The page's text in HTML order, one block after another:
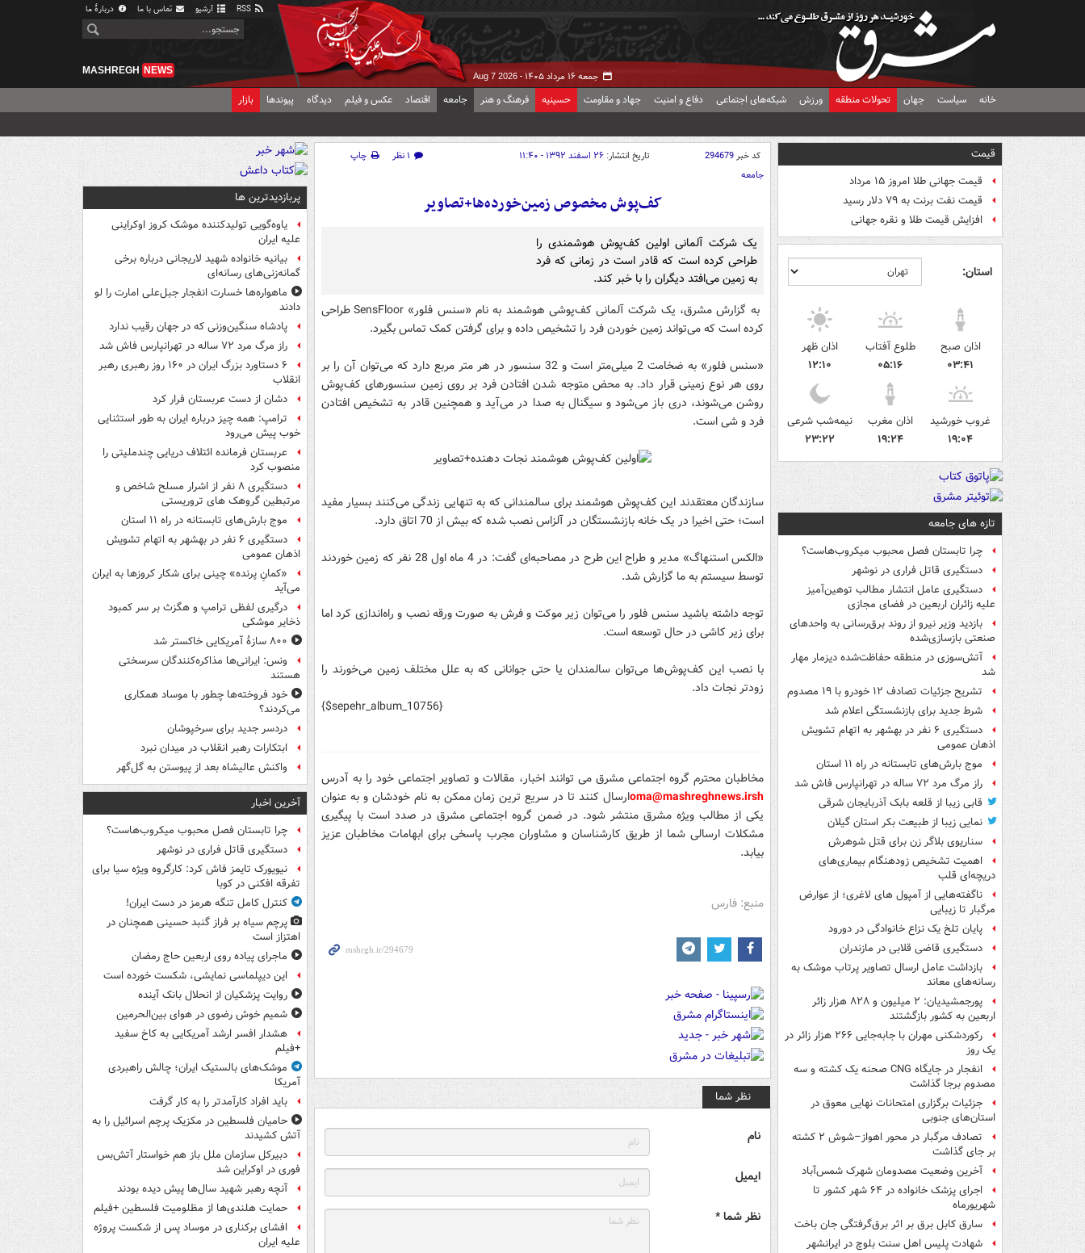
آرشیو تماس با ما دربارهٔ ما
جمعه ۱۶ مرداد ۱۴۰۵ - Aug 7 2026
MASHREGH NEWS
خانه سیاست جهان تحولات منطقه ورزش شبکه‌های اجتماعی دفاع و امنیت جهاد و مقاومت حسینیه فرهنگ و هنر جامعه اقتصاد عکس و فیلم دیدگاه پیوندها بازار
قیمت
قیمت جهانی طلا امروز ۱۵ مرداد
قیمت نفت برنت به ۷۹ دلار رسید
افزایش قیمت طلا و نقره جهانی
استان:
اذان صبح
۰۳:۴۱
طلوع آفتاب
۰۵:۱۶
اذان ظهر
۱۲:۱۰
غروب خورشید
۱۹:۰۴
اذان مغرب
۱۹:۲۴
نیمه‌شب شرعی
۲۳:۲۲
تازه های جامعه
چرا تابستان فصل محبوب میکروب‌هاست؟
دستگیری قاتل فراری در نوشهر
دستگیری عامل انتشار مطالب توهین‌آمیز
علیه زائران اربعین در فضای مجازی
بازدید وزیر نیرو از روند برق‌رسانی به واحدهای
صنعتی بازسازی‌شده
آتش‌سوزی در منطقه حفاظت‌شده دیزمار مهار
شد
تشریح جزئیات تصادف ۱۲ خودرو با ۱۹ مصدوم
شرط جدید برای بازنشستگی اعلام شد
دستگیری ۶ نفر در بهشهر به اتهام تشویش
اذهان عمومی
موج بارش‌های تابستانه در راه ۱۱ استان
راز مرگ مرد ۷۲ ساله در تهرانپارس فاش شد
قابی زیبا از قلعه بابک آذربایجان شرقی
نمایی زیبا از طبیعت بکر استان گیلان
سناریوی بلاگر زن برای قتل شوهرش
اهمیت تشخیص زودهنگام بیماری‌های
دریچه‌ای قلب
ناگفته‌هایی از آمپول های لاغری؛ از عوارض
مرگبار تا زیبایی
پایان تلخ یک نزاع خانوادگی در دورود
دستگیری قاضی قلابی در مازندران
بازداشت عامل ارسال تصاویر پرتاب موشک به
رسانه‌های معاند
پورجمشیدیان: ۲ میلیون و ۸۲۸ هزار زائر
اربعین به کشور بازگشتند
رکوردشکنی مهران با جابه‌جایی ۲۶۶ هزار زائر در
یک روز
انفجار در جایگاه CNG صحنه یک کشته و سه
مصدوم برجا گذاشت
جزئیات برگزاری امتحانات نهایی معوق در
استان‌های جنوبی
تصادف مرگبار در محور اهواز–شوش ۲ کشته
بر جای گذاشت
آخرین وضعیت مصدومان شهرک شمس‌آباد
اجرای پزشک خانواده در ۶۴ شهر کشور تا
شهریورماه
سارق کابل برق بر اثر برق‌گرفتگی جان باخت
شهادت پلیس اهل سنت بلوچ در ایرانشهر
کد خبر294679 تاریخ انتشار: ۲۶ اسفند ۱۳۹۲ - ۱۱:۴۰ ۱ نظر
چاپ
جامعه
کف‌پوش مخصوص زمین‌خورده‌ها+تصاویر
یک شرکت آلمانی اولین کف‌پوش هوشمندی را
طراحی کرده است که قادر است در زمانی که فرد
به زمین می‌افتد دیگران را با خبر کند.
به گزارش مشرق، یک شرکت آلمانی کف‌پوشی هوشمند به نام «سنس فلور» SensFloor طراحی
کرده است که می‌تواند زمین خوردن فرد را تشخیص داده و برای گرفتن کمک تماس بگیرد.
«سنس فلور» به ضخامت 2 میلی‌متر است و 32 سنسور در هر متر مربع دارد که می‌توان آن را بر
روی هر نوع زمینی قرار داد. به محض متوجه شدن افتادن فرد بر روی زمین سنسورهای کف‌پوش
روشن می‌شوند، دری باز می‌شود و سیگنال به صدا در می‌آید و همچنین قادر به تشخیص افتادن
فرد و شی است.
سازندگان معتقدند این کف‌پوش هوشمند برای سالمندانی که به تنهایی زندگی می‌کنند بسیار مفید
است؛ حتی اخیرا در یک خانه بازنشستگان در آلزاس نصب شده که بیش از 70 اتاق دارد.
«الکس استنهاگ» مدیر و طراح این طرح در مصاحبه‌ای گفت: در 4 ماه اول 28 نفر که زمین خوردند
توسط سیستم به ما گزارش شد.
توجه داشته باشید سنس فلور را می‌توان زیر موکت و فرش به صورت ورقه نصب و راه‌اندازی کرد اما
برای زیر کاشی در حال توسعه است.
با نصب این کف‌پوش‌ها می‌توان سالمندان یا حتی جوانانی که به علل مختلف زمین می‌خورند را
زودتر نجات داد.
{$sepehr_album_10756}
مخاطبان محترم گروه اجتماعی مشرق می توانند اخبار، مقالات و تصاویر اجتماعی خود را به آدرس
sh
oma@mashreghnews.irارسال کنند تا در سریع ترین زمان ممکن به نام خودشان و به عنوان
یکی از مطالب ویژه مشرق منتشر شود. در ضمن گروه اجتماعی مشرق در صدد است با پیگیری
مشکلات ارسالی شما از طریق کارشناسان و مشاوران مجرب پاسخی برای ابهامات مخاطبان عزیز
بیابد.
منبع: فارس
نظر شما
نام
ایمیل
نظر شما *
پربازدیدترین ها
یاوه‌گویی تولیدکننده موشک کروز اوکراینی
علیه ایران
بیانیه خانواده شهید لاریجانی درباره برخی
گمانه‌زنی‌های رسانه‌ای
ماهواره‌ها خسارت انفجار جبل‌علی امارت را لو
دادند
پادشاه سنگین‌وزنی که در جهان رقیب ندارد
راز مرگ مرد ۷۲ ساله در تهرانپارس فاش شد
۶ دستاورد بزرگ ایران در ۱۶۰ روز رهبری رهبر
انقلاب
دشان از دست عربستان فرار کرد
ترامپ: همه چیز درباره ایران به طور استثنایی
خوب پیش می‌رود
عربستان فرمانده ائتلاف دریایی چندملیتی را
منصوب کرد
دستگیری ۸ نفر از اشرار مسلح شاخص و
مرتبطین گروهک های تروریستی
موج بارش‌های تابستانه در راه ۱۱ استان
دستگیری ۶ نفر در بهشهر به اتهام تشویش
اذهان عمومی
«کمانِ پرنده» چینی برای شکار کروزها به ایران
می‌آید
درگیری لفظی ترامپ و هگزث بر سر کمبود
ذخایر موشکی
۸۰۰ سازۀ آمریکایی خاکستر شد
ونس: ایرانی‌ها مذاکره‌کنندگان سرسختی
هستند
خود فروخته‌ها چطور با موساد همکاری
می‌کردند؟
دردسر جدید برای سرخپوشان
ابتکارات رهبر انقلاب در میدان نبرد
واکنش عالیشاه بعد از پیوستن به گل‌گهر
آخرین اخبار
چرا تابستان فصل محبوب میکروب‌هاست؟
دستگیری قاتل فراری در نوشهر
نیویورک تایمز فاش کرد: کارگروه ویژه سیا برای
تفرقه افکنی در کوبا
کنترل کامل تنگه هرمز در دست ایران!
پرچم سیاه بر فراز گنبد حسینی همچنان در
اهتزاز است
ماجرای پیاده روی اربعین حاج رمضان
این دیپلماسی نمایشی، شکست خورده است
روایت پزشکیان از انحلال بانک آینده
شمیم خوش رضوی در هوای بین‌الحرمین
هشدار افسر ارشد آمریکایی به کاخ سفید
+فیلم
موشک‌های بالستیک ایران؛ چالش راهبردی
آمریکا
باید افراد کارآمدتر را به کار گرفت
حامیان فلسطین در مکزیک پرچم اسرائیل را به
آتش کشیدند
دبیرکل سازمان ملل باز هم خواستار آتش‌بس
فوری در اوکراین شد
آنچه رهبر شهید سال‌ها پیش دیده بودند
حمایت هلندی‌ها از مظلومیت فلسطین +فیلم
افشای برکناری در موساد پس از شکست پروژه
علیه ایران